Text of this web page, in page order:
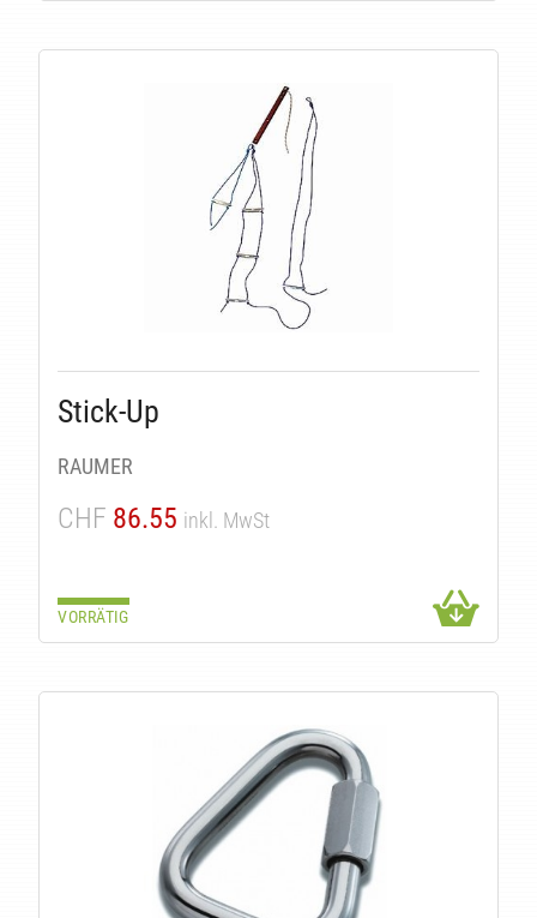
Stick-Up
RAUMER
CHF 86.55 inkl. MwSt
VORRÄTIG